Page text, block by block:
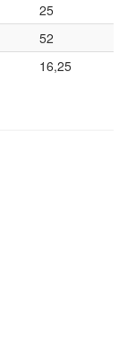
25
52
16,25